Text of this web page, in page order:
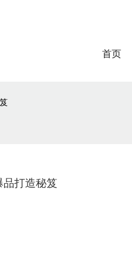
首页
品打造秘笈